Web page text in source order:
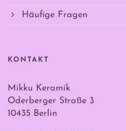
Häufige Fragen
KONTAKT
Mikku Keramik
Oderberger Straße 3
10435 Berlin